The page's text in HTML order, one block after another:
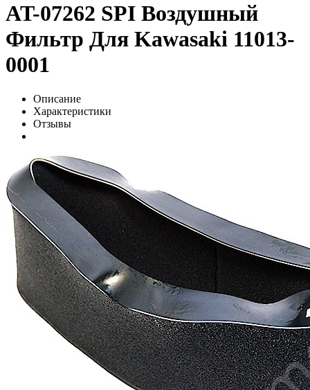
AT-07262 SPI Воздушный
Фильтр Для Kawasaki 11013-
0001
Описание
Характеристики
Отзывы